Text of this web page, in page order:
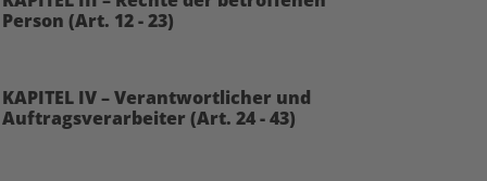
Person (Art. 12 - 23)
KAPITEL IV – Verantwortlicher und
Auftragsverarbeiter (Art. 24 - 43)